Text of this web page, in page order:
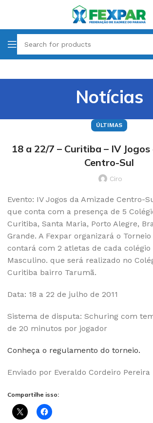
Notícias
ÚLTIMAS
18 a 22/7 – Curitiba – IV
Centro-Sul
Ciro
Evento: IV Jogos da Amizade Centro-
que conta com a presença de 5
Curitiba, Santa Maria, Porto Alegre,
Grande. A Fexpar organizará o
contará com 2 atletas de cada colégio
Masculino. que será realizado no
Curitiba bairro Tarumã.
Data: 18 a 22 de julho de 2011
Sistema de disputa: Schuring com
de 20 minutos por jogador
Conheça o regulamento do torneio.
Enviado por Everaldo Cordeiro Pereira
Compartilhe isso: